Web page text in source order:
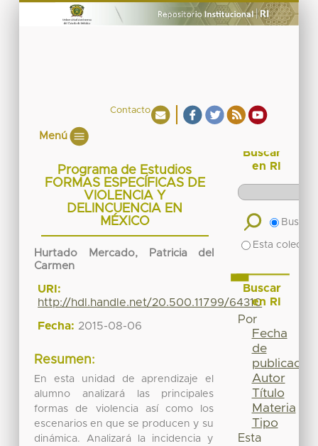
Contacto
Menú
Programa de Estudios
FORMAS ESPECÍFICAS DE
VIOLENCIA Y
DELINCUENCIA EN
MÉXICO
Hurtado Mercado, Patricia del
Carmen
URI:
http://hdl.handle.net/20.500.11799/64310
Fecha: 2015-08-06
Resumen:
En esta unidad de aprendizaje el
alumno analizará las principales
formas de violencia así como los
escenarios en que se producen y su
dinámica. Analizará la incidencia y
Buscar
en RI
Buscar
Esta
Buscar
en RI
Por
Fecha
de
publicación
Autor
Título
Materia
Tipo
Esta